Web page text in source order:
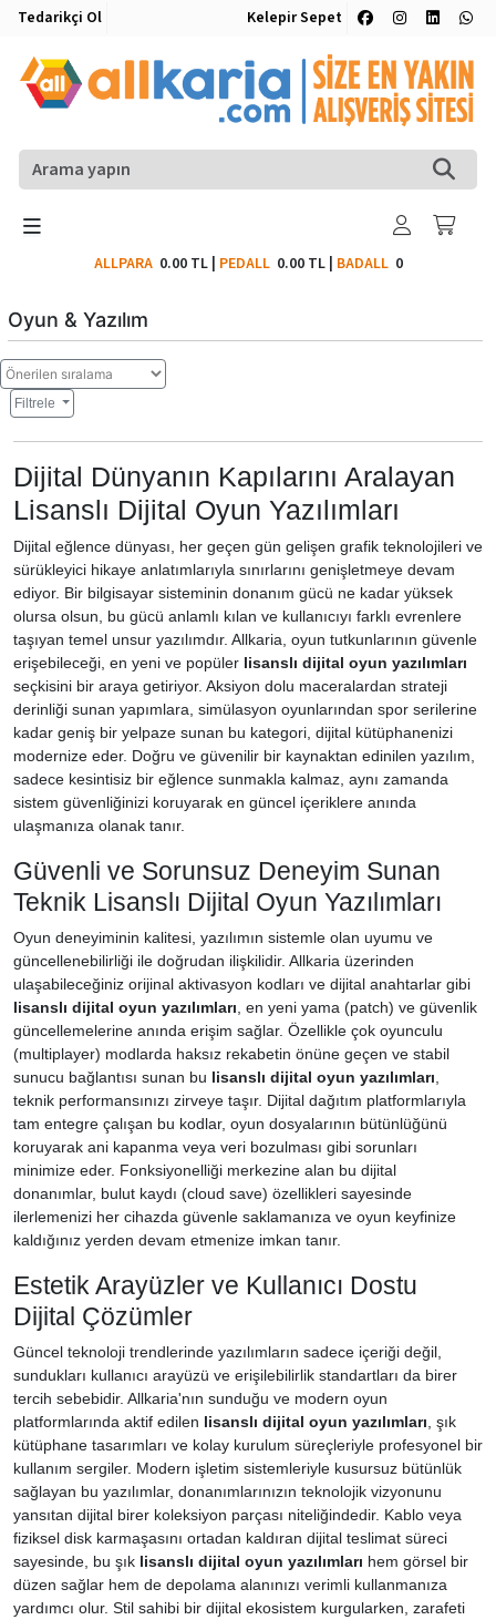
Tedarikçi Ol Kelepir Sepet
ALLPARA 0.00 TL| PEDALL 0.00 TL| BADALL0
Oyun & Yazılım
Filtrele
Dijital Dünyanın Kapılarını Aralayan
Lisanslı Dijital Oyun Yazılımları
Dijital eğlence dünyası, her geçen gün gelişen grafik teknolojileri ve
sürükleyici hikaye anlatımlarıyla sınırlarını genişletmeye devam
ediyor. Bir bilgisayar sisteminin donanım gücü ne kadar yüksek
olursa olsun, bu gücü anlamlı kılan ve kullanıcıyı farklı evrenlere
taşıyan temel unsur yazılımdır. Allkaria, oyun tutkunlarının güvenle
erişebileceği, en yeni ve popüler lisanslı dijital oyun yazılımları
seçkisini bir araya getiriyor. Aksiyon dolu maceralardan strateji
derinliği sunan yapımlara, simülasyon oyunlarından spor serilerine
kadar geniş bir yelpaze sunan bu kategori, dijital kütüphanenizi
modernize eder. Doğru ve güvenilir bir kaynaktan edinilen yazılım,
sadece kesintisiz bir eğlence sunmakla kalmaz, aynı zamanda
sistem güvenliğinizi koruyarak en güncel içeriklere anında
ulaşmanıza olanak tanır.
Güvenli ve Sorunsuz Deneyim Sunan
Teknik Lisanslı Dijital Oyun Yazılımları
Oyun deneyiminin kalitesi, yazılımın sistemle olan uyumu ve
güncellenebilirliği ile doğrudan ilişkilidir. Allkaria üzerinden
ulaşabileceğiniz orijinal aktivasyon kodları ve dijital anahtarlar gibi
lisanslı dijital oyun yazılımları , en yeni yama (patch) ve güvenlik
güncellemelerine anında erişim sağlar. Özellikle çok oyunculu
(multiplayer) modlarda haksız rekabetin önüne geçen ve stabil
sunucu bağlantısı sunan bu lisanslı dijital oyun yazılımları
teknik performansınızı zirveye taşır. Dijital dağıtım platformlarıyla
tam entegre çalışan bu kodlar, oyun dosyalarının bütünlüğünü
koruyarak ani kapanma veya veri bozulması gibi sorunları
minimize eder. Fonksiyonelliği merkezine alan bu dijital
donanımlar, bulut kaydı (cloud save) özellikleri sayesinde
ilerlemenizi her cihazda güvenle saklamanıza ve oyun keyfinize
kaldığınız yerden devam etmenize imkan tanır.
Estetik Arayüzler ve Kullanıcı Dostu
Dijital Çözümler
Güncel teknoloji trendlerinde yazılımların sadece içeriği değil,
sundukları kullanıcı arayüzü ve erişilebilirlik standartları da birer
tercih sebebidir. Allkaria'nın sunduğu ve modern oyun
platformlarında aktif edilen lisanslı dijital oyun yazılımları , şık
kütüphane tasarımları ve kolay kurulum süreçleriyle profesyonel bir
kullanım sergiler. Modern işletim sistemleriyle kusursuz bütünlük
sağlayan bu yazılımlar, donanımlarınızın teknolojik vizyonunu
yansıtan dijital birer koleksiyon parçası niteliğindedir. Kablo veya
fiziksel disk karmaşasını ortadan kaldıran dijital teslimat süreci
sayesinde, bu şık lisanslı dijital oyun yazılımları hem görsel bir
düzen sağlar hem de depolama alanınızı verimli kullanmanıza
yardımcı olur. Stil sahibi bir dijital ekosistem kurgularken, zarafeti